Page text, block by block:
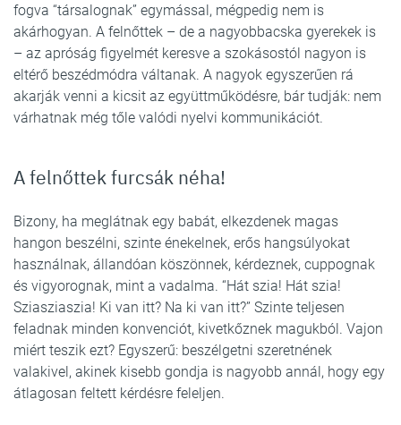
fogva “társalognak” egymással, mégpedig nem is
akárhogyan. A felnőttek – de a nagyobbacska gyerekek is
– az apróság figyelmét keresve a szokásostól nagyon is
eltérő beszédmódra váltanak. A nagyok egyszerűen rá
akarják venni a kicsit az együttműködésre, bár tudják: nem
várhatnak még tőle valódi nyelvi kommunikációt.
A felnőttek furcsák néha!
Bizony, ha meglátnak egy babát, elkezdenek magas
hangon beszélni, szinte énekelnek, erős hangsúlyokat
használnak, állandóan köszönnek, kérdeznek, cuppognak
és vigyorognak, mint a vadalma. “Hát szia! Hát szia!
Sziasziaszia! Ki van itt? Na ki van itt?” Szinte teljesen
feladnak minden konvenciót, kivetkőznek magukból. Vajon
miért teszik ezt? Egyszerű: beszélgetni szeretnének
valakivel, akinek kisebb gondja is nagyobb annál, hogy egy
átlagosan feltett kérdésre feleljen.